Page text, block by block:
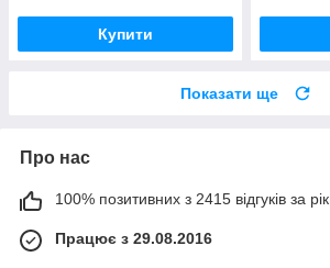
Купити
Показати ще
Про нас
100% позитивних з 2415 відгуків за рік
Працює з 29.08.2016